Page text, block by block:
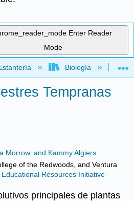
Enter Reader
Mode
jerarquía global
Biología
Tempranas
Morrow, and Kammy Algiers
of the Redwoods, and Ventura
Resources Initiative
principales de plantas